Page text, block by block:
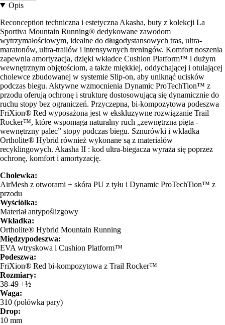
Opis
Reconception techniczna i estetyczna Akasha, buty z kolekcji La
Sportiva Mountain Running® dedykowane zawodom
wytrzymałościowym, idealne do długodystansowych tras, ultra-
maratonów, ultra-trailów i intensywnych treningów. Komfort noszenia
zapewnia amortyzacja, dzięki wkładce Cushion Platform™ i dużym
wewnętrznym objętościom, a także miękkiej, oddychającej i otulającej
cholewce zbudowanej w systemie Slip-on, aby uniknąć ucisków
podczas biegu. Aktywne wzmocnienia Dynamic ProTechTion™ z
przodu oferują ochronę i strukturę dostosowującą się dynamicznie do
ruchu stopy bez ograniczeń. Przyczepna, bi-kompozytowa podeszwa
FriXion® Red wyposażona jest w ekskluzywne rozwiązanie Trail
Rocker™, które wspomaga naturalny ruch „zewnętrzna pięta -
wewnętrzny palec” stopy podczas biegu. Sznurówki i wkładka
Ortholite® Hybrid również wykonane są z materiałów
recyklingowych. Akasha II : kod ultra-biegacza wyraża się poprzez
ochronę, komfort i amortyzację.
Cholewka:
AirMesh z otworami + skóra PU z tyłu i Dynamic ProTechTion™ z
przodu
Wyściółka:
Materiał antypoślizgowy
Wkładka:
Ortholite® Hybrid Mountain Running
Międzypodeszwa:
EVA wtryskowa i Cushion Platform™
Podeszwa:
FriXion® Red bi-kompozytowa z Trail Rocker™
Rozmiary:
38-49 +½
Waga:
310 (połówka pary)
Drop:
10 mm